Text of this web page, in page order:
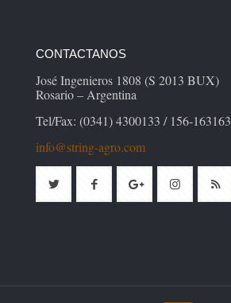
CONTACTANOS
José Ingenieros 1808 (S 2013 BUX)
Rosario – Argentina
Tel/Fax: (0341) 4300133 / 156-163163
info@string-agro.com